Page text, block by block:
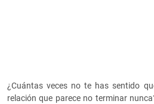
¿Cuántas veces no te has sentido
relación que parece no terminar